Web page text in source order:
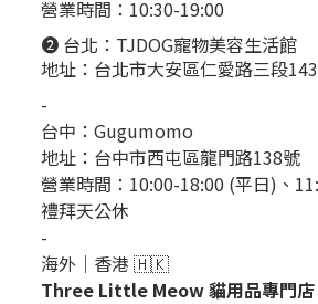
營業時間：10:30-19:00
❷ 台北： TJDOG寵物美容生活館
地址：台北市大安區仁愛路三段
-
台中： Gugumomo
地址： 台中市西屯區龍門路138號
營業時間：10:00-18:00 (平日)、
禮拜天公休
-
海外｜香港 🇭🇰
Three Little Meow 貓用品專門店